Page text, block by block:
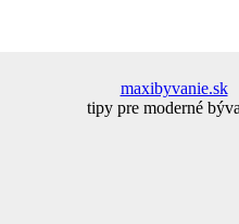
maxibyvanie.sk
tipy pre moderné